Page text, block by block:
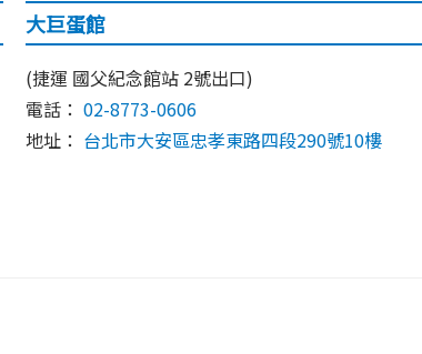
大巨蛋館
(捷運 國父紀念館站 2號出口)
電話： 02-8773-0606
地址： 台北市大安區忠孝東路四段290號10樓